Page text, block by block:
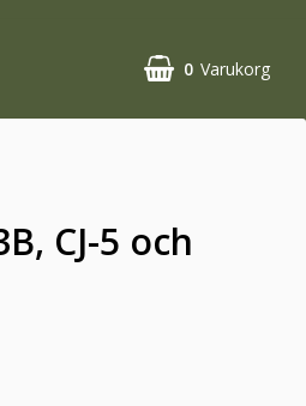
0 Varukorg
CJ-5 och